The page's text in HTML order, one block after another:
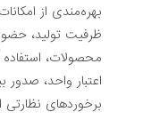
بهره‌مندی از
ظرفیت تولید،
محصولات،
اعتبار واحد،
برخوردهای